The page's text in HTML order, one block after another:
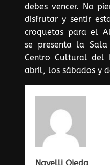
debes vencer. No
disfrutar y sentir
croquetas para el
se presenta la
Centro Cultural del
abril, los sábados y
Nayelli Ojeda